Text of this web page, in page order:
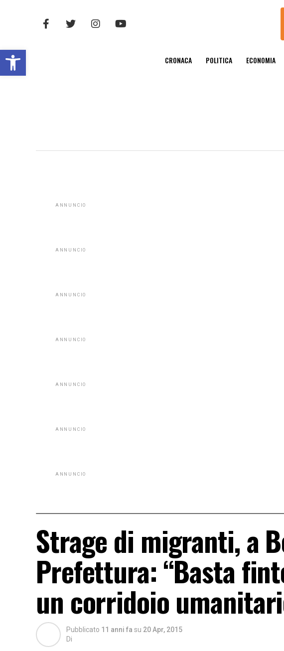
Open toolbar CRONACA POLITICA ECONOMIA
ANNUNCIO
ANNUNCIO
ANNUNCIO
ANNUNCIO
ANNUNCIO
ANNUNCIO
ANNUNCIO
Strage di migranti, a
Prefettura: “Basta
un corridoio
Pubblicato 11 anni fa su 20 Apr, 2015
Di